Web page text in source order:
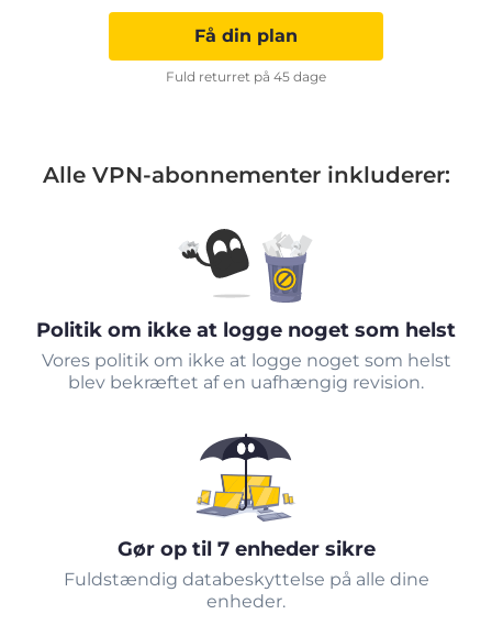
Få din plan
Fuld returret på 45 dage
Alle VPN-abonnementer inkluderer:
Politik om ikke at logge noget som helst
Vores politik om ikke at logge noget som helst
blev bekræftet af en uafhængig revision.
Gør op til 7 enheder sikre
Fuldstændig databeskyttelse på alle dine
enheder.